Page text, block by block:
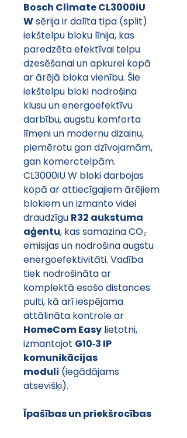
Bosch Climate CL3000iU
W sērija ir dalīta tipa (split)
iekštelpu bloku līnija, kas
paredzēta efektīvai telpu
dzesēšanai un apkurei kopā
ar ārējā bloka vienību. Šie
iekštelpu bloki nodrošina
klusu un energoefektīvu
darbību, augstu komforta
līmeni un modernu dizainu,
piemērotu gan dzīvojamām,
gan komerctelpām.
CL3000iU W bloki darbojas
kopā ar attiecīgajiem ārējiem
blokiem un izmanto videi
draudzīgu R32 aukstuma
aģentu, kas samazina CO₂
emisijas un nodrošina augstu
energoefektivitāti. Vadība
tiek nodrošināta ar
komplektā esošo distances
pulti, kā arī iespējama
attālināta kontrole ar
HomeCom Easy lietotni,
izmantojot G10‑3 IP
komunikācijas
moduli (iegādājams
atsevišķi).
Īpašības un priekšrocības